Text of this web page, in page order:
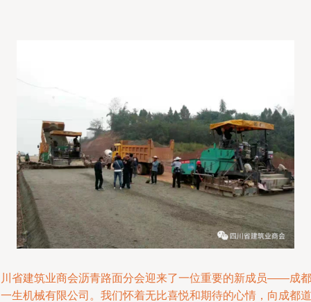
省建筑业商会沥青路面分会迎来了一位重要的新成员——成都
生机械有限公司。我们怀着无比喜悦和期待的心情，向成都道